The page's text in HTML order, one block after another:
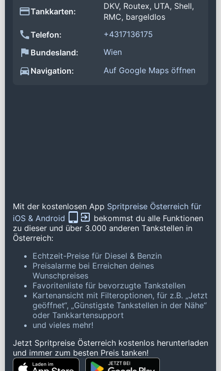
Tankkarten:
DKV, Routex, UTA, Shell,
RMC, bargeldlos
Telefon:
+4317136175
Bundesland:
Wien
Navigation:
Auf Google Maps öffnen
Mit der kostenlosen App Spritpreise Österreich für
iOS & Android
bekommst du alle Funktionen
zu dieser und über 3.000 anderen Tankstellen in
Österreich:
Echtzeit-Preise für Diesel & Benzin
Preisalarme bei Erreichen deines
Wunschpreises
Favoritenliste für bevorzugte Tankstellen
Kartenansicht mit Filteroptionen, für z.B. „Jetzt
geöffnet“, „Günstigste Tankstellen in der Nähe“
oder Tankkartensupport
und vieles mehr!
Jetzt Spritpreise Österreich kostenlos herunterladen
und immer zum besten Preis tanken!